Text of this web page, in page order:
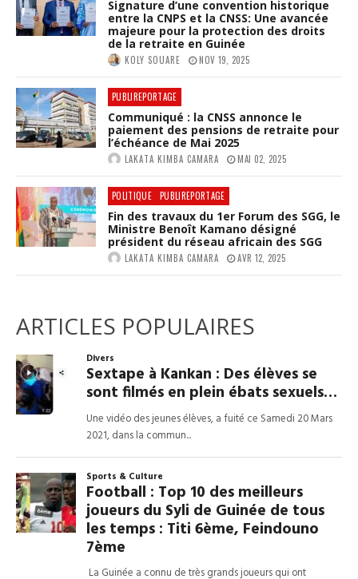
Signature d’une convention historique
entre la CNPS et la CNSS: Une avancée
majeure pour la protection des droits
de la retraite en Guinée
KOLY SOUARE NOV 19, 2025
PUBLIREPORTAGE
Communiqué : la CNSS annonce le
paiement des pensions de retraite pour
l’échéance de Mai 2025
LAKATA KIMBA CAMARA MAI 02, 2025
POLITIQUE PUBLIREPORTAGE
Fin des travaux du 1er Forum des SGG, le
Ministre Benoît Kamano désigné
président du réseau africain des SGG
LAKATA KIMBA CAMARA AVR 12, 2025
ARTICLES POPULAIRES